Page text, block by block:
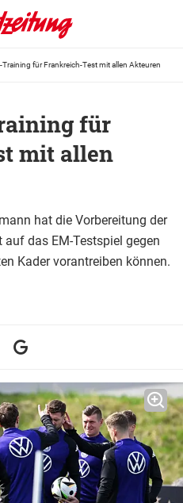
Training für Frankreich-Test mit allen Akteuren
für
mit allen
hat die Vorbereitung der
das EM-Testspiel gegen
Kader vorantreiben können.